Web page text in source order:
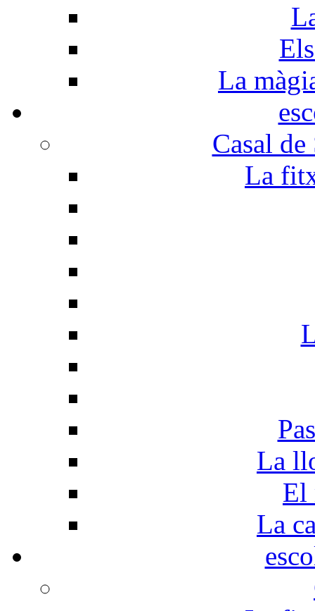
La
Casal
La
La
El
La